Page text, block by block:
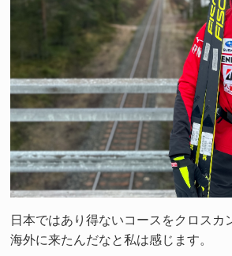
日本ではあり得ないコースをクロスカ
海外に来たんだなと私は感じます。